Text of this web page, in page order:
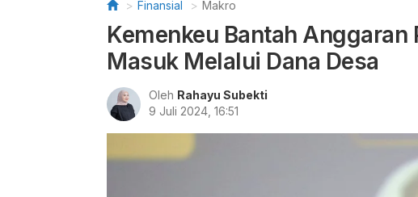
Finansial Makro
Kemenkeu Bantah Anggaran
Masuk Melalui Dana Desa
Oleh Rahayu Subekti
9 Juli 2024, 16:51